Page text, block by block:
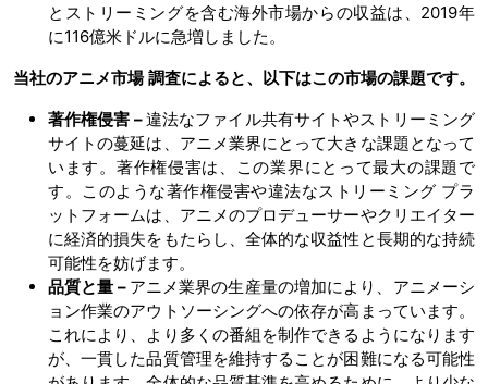
とストリーミングを含む海外市場からの収益は、2019年
に116億米ドルに急増しました。
当社のアニメ市場 調査によると、以下はこの市場の課題です。
著作権侵害 –違法なファイル共有サイトやストリーミング
サイトの蔓延は、アニメ業界にとって大きな課題となって
います。著作権侵害は、この業界にとって最大の課題で
す。このような著作権侵害や違法なストリーミング プラ
ットフォームは、アニメのプロデューサーやクリエイター
に経済的損失をもたらし、全体的な収益性と長期的な持続
可能性を妨げます。
品質と量 – アニメ業界の生産量の増加により、アニメーシ
ョン作業のアウトソーシングへの依存が高まっています。
これにより、より多くの番組を制作できるようになります
が、一貫した品質管理を維持することが困難になる可能性